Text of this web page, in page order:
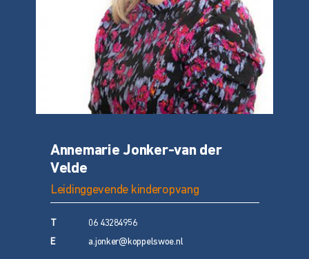
Annemarie Jonker-van der
Leidinggevende kinderopvang
06 43284956
a.jonker@koppelswoe.nl